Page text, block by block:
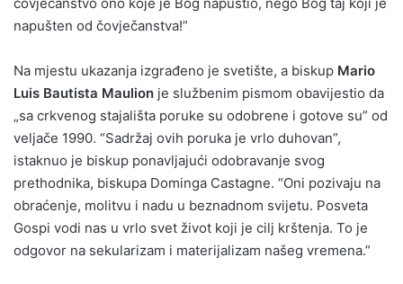
napušten od čovječanstva!”
Na mjestu ukazanja izgrađeno je svetište, a biskup Mario
Luis Bautista Maulion je službenim pismom obavijestio da
„sa crkvenog stajališta poruke su odobrene i gotove su” od
veljače 1990. “Sadržaj ovih poruka je vrlo duhovan”,
istaknuo je biskup ponavljajući odobravanje svog
prethodnika, biskupa Dominga Castagne. “Oni pozivaju na
obraćenje, molitvu i nadu u beznadnom svijetu. Posveta
Gospi vodi nas u vrlo svet život koji je cilj krštenja. To je
odgovor na sekularizam i materijalizam našeg vremena.”